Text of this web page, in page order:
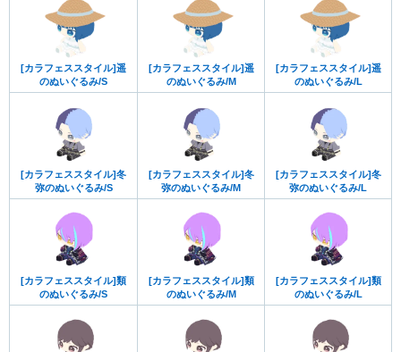
[カラフェススタイル]遥
のぬいぐるみ/S
[カラフェススタイル]遥
のぬいぐるみ/M
[カラフェススタイル]遥
のぬいぐるみ/L
[カラフェススタイル]冬
弥のぬいぐるみ/S
[カラフェススタイル]冬
弥のぬいぐるみ/M
[カラフェススタイル]冬
弥のぬいぐるみ/L
[カラフェススタイル]類
のぬいぐるみ/S
[カラフェススタイル]類
のぬいぐるみ/M
[カラフェススタイル]類
のぬいぐるみ/L